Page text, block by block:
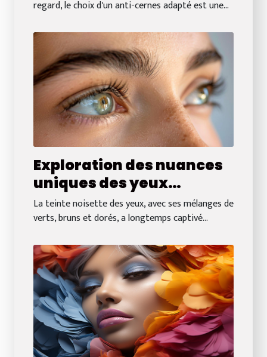
regard, le choix d'un anti-cernes adapté est une...
Exploration des nuances
uniques des yeux
noisette à travers les
âges
La teinte noisette des yeux, avec ses mélanges de
verts, bruns et dorés, a longtemps captivé...